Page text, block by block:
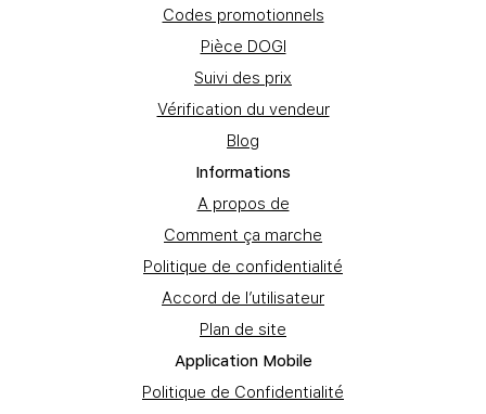
Codes promotionnels
Pièce DOGI
Suivi des prix
Vérification du vendeur
Blog
Informations
A propos de
Comment ça marche
Politique de confidentialité
Accord de l’utilisateur
Plan de site
Application Mobile
Politique de Confidentialité